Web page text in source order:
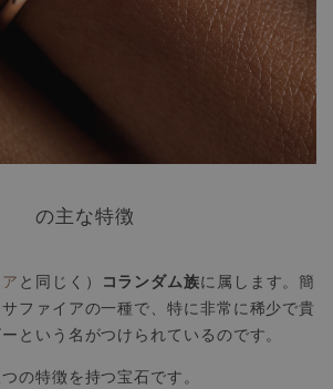
の主な特徴
と同じく） コランダム族に属します。簡
ファイアの一種で、特に非常に稀少で貴
という名がつけられているのです。
の特徴を持つ宝石です。